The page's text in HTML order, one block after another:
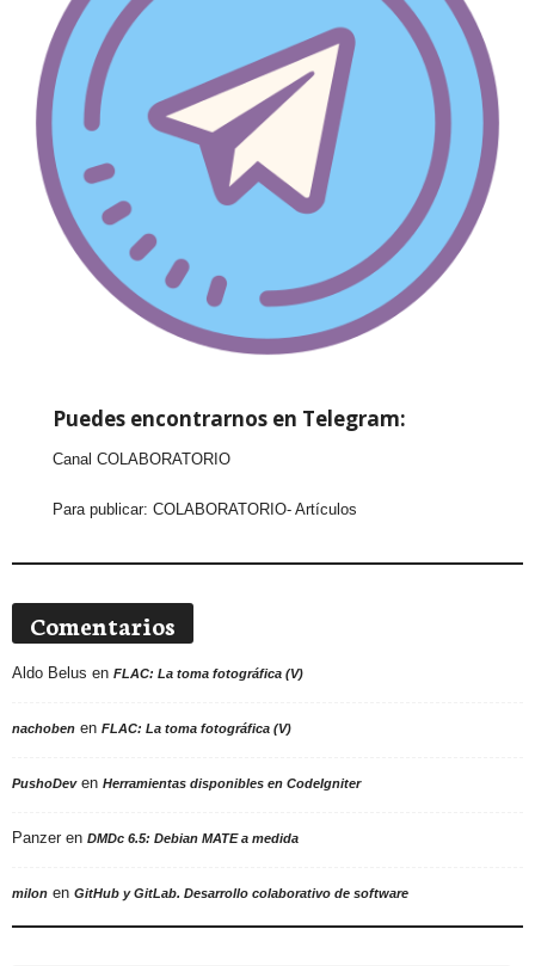
Puedes encontrarnos en Telegram:
Canal COLABORATORIO
Para publicar:COLABORATORIO- Artículos
Comentarios
Aldo Belus en FLAC: La toma fotográfica (V)
nachoben en FLAC: La toma fotográfica (V)
PushoDeven Herramientas disponibles en CodeIgniter
Panzer en DMDc 6.5: Debian MATE a medida
milon en GitHub y GitLab. Desarrollo colaborativo de software